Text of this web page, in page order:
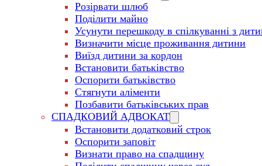
Розірвати шлюб
Поділити майно
Усунути перешкоду в спілкуванні з
Визначити місце проживання дитини
Виїзд дитини за кордон
Встановити батьківство
Оспорити батьківство
Стягнути аліменти
Позбавити батьківських прав
СПАДКОВИЙ АДВОКАТ
Встановити додатковий строк
Оспорити заповіт
Визнати право на спадщину